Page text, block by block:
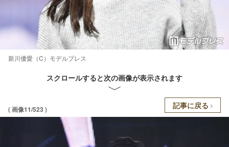
新川優愛（C）モデルプレス
スクロールすると次の画像が表示されます
( 画像11/523 ) 記事に戻る